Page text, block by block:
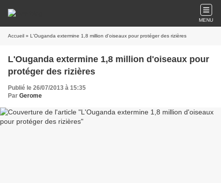
MENU
Accueil » L'Ouganda extermine 1,8 million d'oiseaux pour protéger des rizières
L'Ouganda extermine 1,8 million d'oiseaux pour
protéger des rizières
Publié le 26/07/2013 à 15:35
Par Gerome